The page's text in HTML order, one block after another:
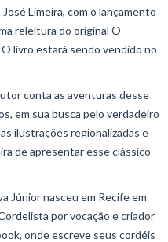
Limeira, com o lançamento
releitura do original O
livro estará sendo vendido no
conta as aventuras desse
em sua busca pelo verdadeiro
ilustrações regionalizadas e
de apresentar esse clássico
Júnior nasceu em Recife em
por vocação e criador
onde escreve seus cordéis